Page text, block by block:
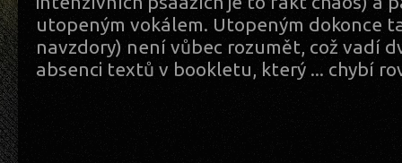
utopeným vokálem. Utopeným dokonce
navzdory) není vůbec rozumět, což vadí
absenci textů v bookletu, který ... chybí